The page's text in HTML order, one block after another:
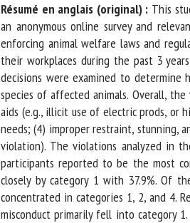
Résumé en anglais (original) : This
an anonymous online survey and
enforcing animal welfare laws and
their workplaces during the past 3
decisions were examined to determine
species of affected animals. Overall,
aids (e.g., illicit use of electric prods, or
needs; (4) improper restraint, stunning,
violation). The violations analyzed in
participants reported to be the most
closely by category 1 with 37.9%. Of
concentrated in categories 1, 2, and 4.
misconduct primarily fell into category